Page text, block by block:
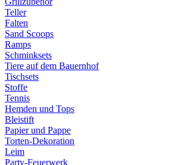
Teller
Falten
Sand Scoops
Ramps
Schminksets
Tiere auf dem Bauernhof
Tischsets
Stoffe
Tennis
Hemden und Tops
Bleistift
Papier und Pappe
Torten-Dekoration
Leim
Party-Feuerwerk